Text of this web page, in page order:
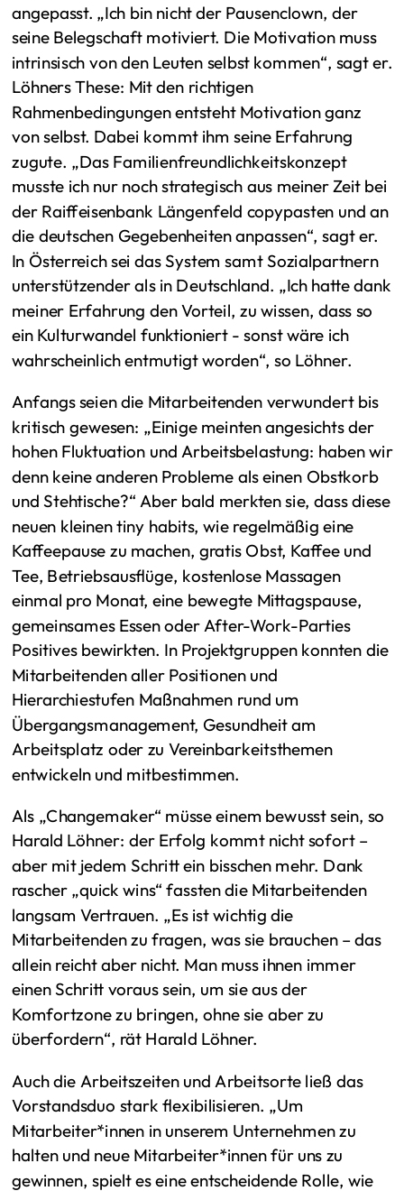
angepasst. „Ich bin nicht der Pausenclown, der
seine Belegschaft motiviert. Die Motivation muss
intrinsisch von den Leuten selbst kommen“, sagt er.
Löhners These: Mit den richtigen
Rahmenbedingungen entsteht Motivation ganz
von selbst. Dabei kommt ihm seine Erfahrung
zugute. „Das Familienfreundlichkeitskonzept
musste ich nur noch strategisch aus meiner Zeit bei
der Raiffeisenbank Längenfeld copypasten und an
die deutschen Gegebenheiten anpassen“, sagt er.
In Österreich sei das System samt Sozialpartnern
unterstützender als in Deutschland. „Ich hatte dank
meiner Erfahrung den Vorteil, zu wissen, dass so
ein Kulturwandel funktioniert - sonst wäre ich
wahrscheinlich entmutigt worden“, so Löhner.
Anfangs seien die Mitarbeitenden verwundert bis
kritisch gewesen: „Einige meinten angesichts der
hohen Fluktuation und Arbeitsbelastung: haben wir
denn keine anderen Probleme als einen Obstkorb
und Stehtische?“ Aber bald merkten sie, dass diese
neuen kleinen tiny habits, wie regelmäßig eine
Kaffeepause zu machen, gratis Obst, Kaffee und
Tee, Betriebsausflüge, kostenlose Massagen
einmal pro Monat, eine bewegte Mittagspause,
gemeinsames Essen oder After-Work-Parties
Positives bewirkten. In Projektgruppen konnten die
Mitarbeitenden aller Positionen und
Hierarchiestufen Maßnahmen rund um
Übergangsmanagement, Gesundheit am
Arbeitsplatz oder zu Vereinbarkeitsthemen
entwickeln und mitbestimmen.
Als „Changemaker“ müsse einem bewusst sein, so
Harald Löhner: der Erfolg kommt nicht sofort –
aber mit jedem Schritt ein bisschen mehr. Dank
rascher „quick wins“ fassten die Mitarbeitenden
langsam Vertrauen. „Es ist wichtig die
Mitarbeitenden zu fragen, was sie brauchen – das
allein reicht aber nicht. Man muss ihnen immer
einen Schritt voraus sein, um sie aus der
Komfortzone zu bringen, ohne sie aber zu
überfordern“, rät Harald Löhner.
Auch die Arbeitszeiten und Arbeitsorte ließ das
Vorstandsduo stark flexibilisieren. „Um
Mitarbeiter*innen in unserem Unternehmen zu
halten und neue Mitarbeiter*innen für uns zu
gewinnen, spielt es eine entscheidende Rolle, wie